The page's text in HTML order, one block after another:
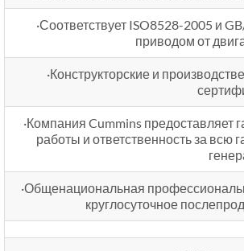
·Соответствует ISO8528-2005 и
приводом от
·Конструкторские и
·Компания Cummins предоставляет
работы и ответственность за всю
·Общенациональная
круглосуточное